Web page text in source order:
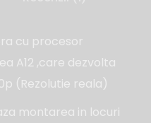
cu procesor
A12 ,care dezvolta
(Rezolutie reala)
montarea in locuri